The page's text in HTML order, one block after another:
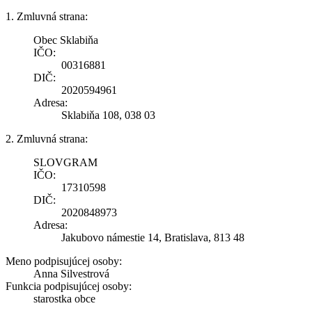
1. Zmluvná strana:
Obec Sklabiňa
IČO:
00316881
DIČ:
2020594961
Adresa:
Sklabiňa 108, 038 03
2. Zmluvná strana:
SLOVGRAM
IČO:
17310598
DIČ:
2020848973
Adresa:
Jakubovo námestie 14, Bratislava, 813 48
Meno podpisujúcej osoby:
Anna Silvestrová
Funkcia podpisujúcej osoby:
starostka obce